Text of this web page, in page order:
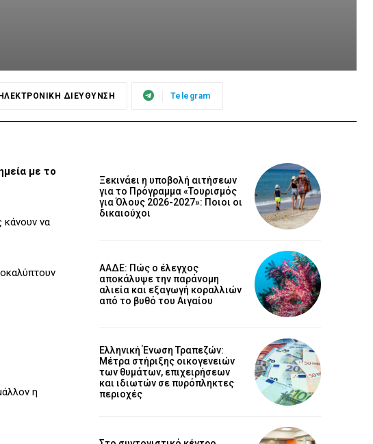
ΗΛΕΚΤΡΟΝΙΚΗ ΔΙΕΥΘΥΝΣΗ Telegram
με το
κάνουν να
η
Ξεκινάει η υποβολή αιτήσεων
για το Πρόγραμμα «Τουρισμός
για Όλους 2026-2027»: Ποιοι οι
δικαιούχοι
ΑΑΔΕ: Πώς ο έλεγχος
αποκάλυψε την παράνομη
αλιεία και εξαγωγή κοραλλιών
από το βυθό του Αιγαίου
Ελληνική Ένωση Τραπεζών:
Μέτρα στήριξης οικογενειών
των θυμάτων, επιχειρήσεων
και ιδιωτών σε πυρόπληκτες
περιοχές